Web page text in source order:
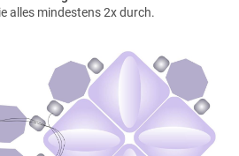
alles mindestens 2x durch.